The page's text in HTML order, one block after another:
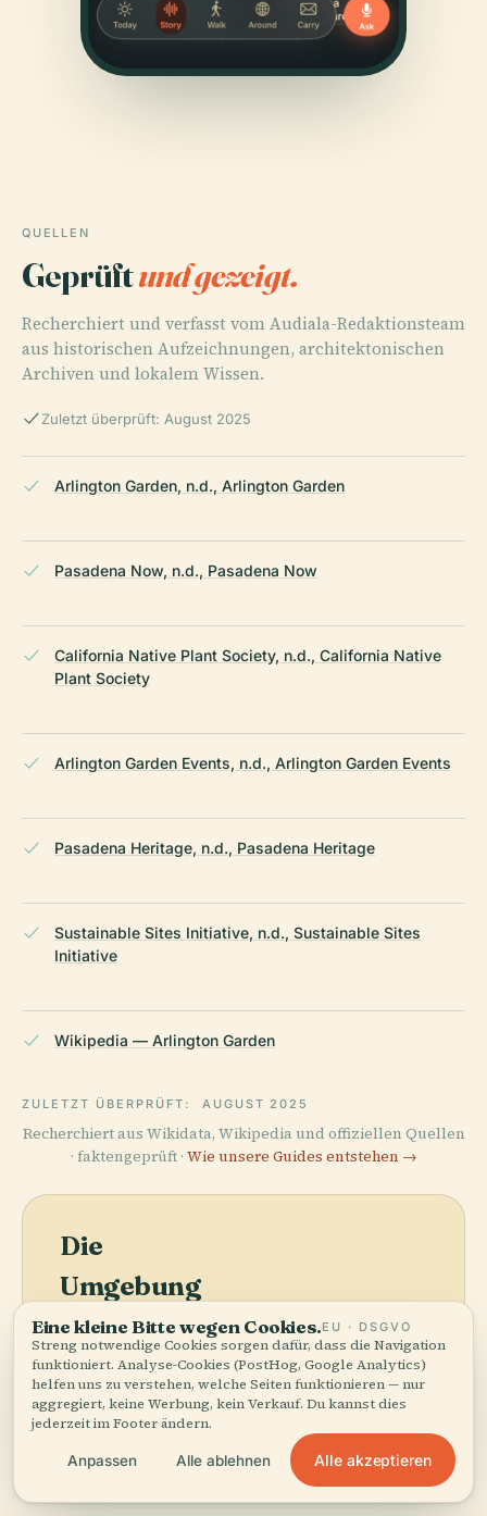
QUELLEN
Geprüftund gezeigt.
Recherchiert und verfasst vom Audiala-Redaktionsteam
aus historischen Aufzeichnungen, architektonischen
Archiven und lokalem Wissen.
Zuletzt überprüft: August 2025
Arlington Garden, n.d., Arlington Garden
Pasadena Now, n.d., Pasadena Now
California Native Plant Society, n.d., California Native
Plant Society
Arlington Garden Events, n.d., Arlington Garden Events
Pasadena Heritage, n.d., Pasadena Heritage
Sustainable Sites Initiative, n.d., Sustainable Sites
Initiative
Wikipedia — Arlington Garden
ZULETZT ÜBERPRÜFT: AUGUST 2025
Recherchiert aus Wikidata, Wikipedia und offiziellen Quellen
· faktengeprüft · Wie unsere Guides entstehen →
Die
Umgebung
entdecken
Sehen Sie Arlington
Garden auf der Karte
und entdecken Sie, was
in der Nähe ist.
Karte anzeigen
Eine kleine Bitte wegen Cookies.EU · DSGVO
Streng notwendige Cookies sorgen dafür, dass die Navigation
funktioniert. Analyse-Cookies (PostHog, Google Analytics)
helfen uns zu verstehen, welche Seiten funktionieren — nur
aggregiert, keine Werbung, kein Verkauf. Du kannst dies
jederzeit im Footer ändern.
Anpassen Alle ablehnen Alle akzeptieren